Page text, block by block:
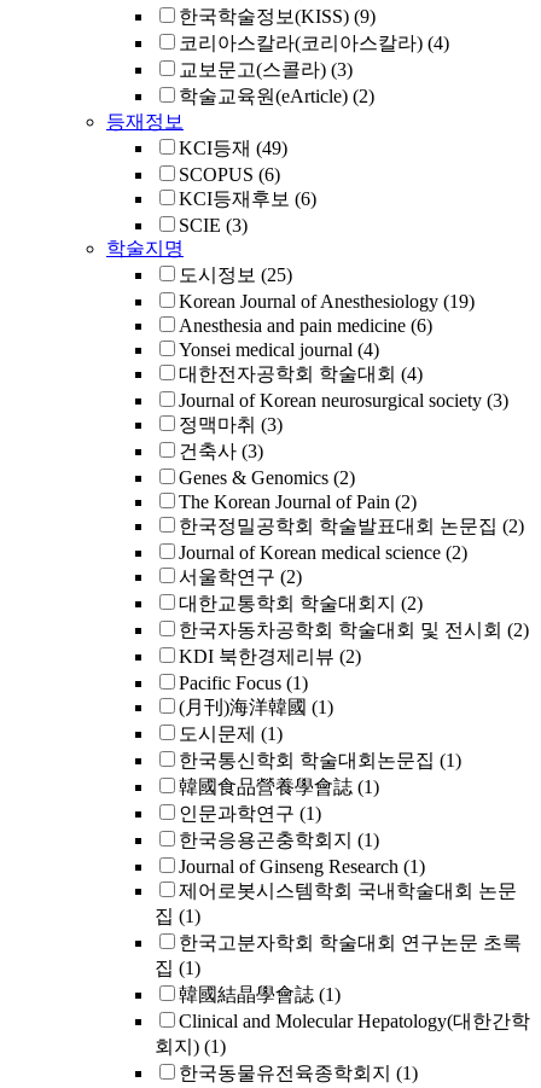
한국학술정보(KISS) (9)
코리아스칼라(코리아스칼라) (4)
교보문고(스콜라) (3)
학술교육원(eArticle) (2)
등재정보
KCI등재 (49)
SCOPUS (6)
KCI등재후보 (6)
SCIE (3)
학술지명
도시정보 (25)
Korean Journal of Anesthesiology (19)
Anesthesia and pain medicine (6)
Yonsei medical journal (4)
대한전자공학회 학술대회 (4)
Journal of Korean neurosurgical society (3)
정맥마취 (3)
건축사 (3)
Genes & Genomics (2)
The Korean Journal of Pain (2)
한국정밀공학회 학술발표대회 논문집 (2)
Journal of Korean medical science (2)
서울학연구 (2)
대한교통학회 학술대회지 (2)
한국자동차공학회 학술대회 및 전시회 (2)
KDI 북한경제리뷰 (2)
Pacific Focus (1)
(月刊)海洋韓國 (1)
도시문제 (1)
한국통신학회 학술대회논문집 (1)
韓國食品營養學會誌 (1)
인문과학연구 (1)
한국응용곤충학회지 (1)
Journal of Ginseng Research (1)
제어로봇시스템학회 국내학술대회 논문
집 (1)
한국고분자학회 학술대회 연구논문 초록
집 (1)
韓國結晶學會誌 (1)
Clinical and Molecular Hepatology(대한간학
회지) (1)
한국동물유전육종학회지 (1)